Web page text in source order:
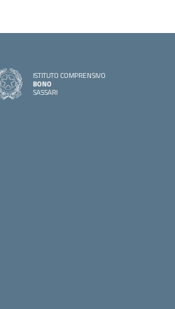
ISTITUTO COMPRENSIVO
BONO
SASSARI